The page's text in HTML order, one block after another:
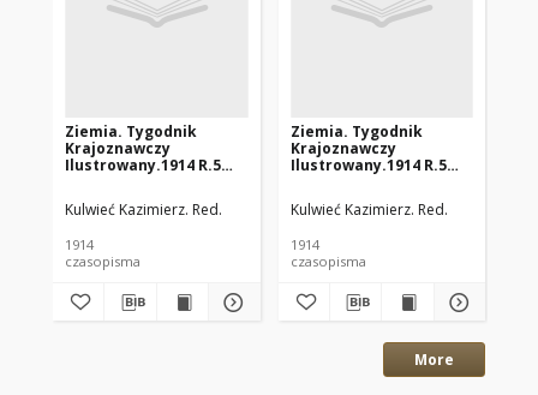
Ziemia. Tygodnik
Krajoznawczy
Ilustrowany.1914 R.5
Kulwieć Kazimierz. Red.
1914
czasopisma
Ziemia. Tygodnik
Krajoznawczy
Ilustrowany.1914 R.5
Kulwieć Kazimierz. Red.
1914
czasopisma
More